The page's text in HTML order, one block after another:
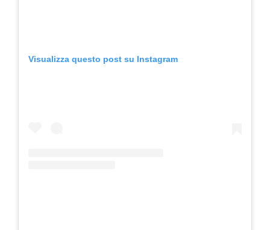
Visualizza questo post su Instagram